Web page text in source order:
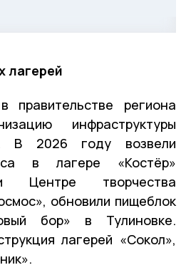
лагерей
региона
инфраструктуры
В 2026 году возвели
в лагере «Костёр»
творчества
обновили пищеблок
бор» в Тулиновке.
лагерей «Сокол»,